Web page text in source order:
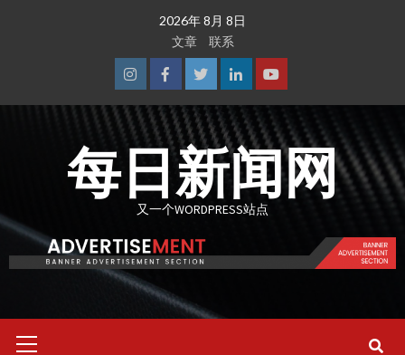
2026年 8月 8日
文章
联系
InstagramFacebook
TwitterLinkedinYoutube
每日新闻网
又一个WORDPRESS站点
Menu